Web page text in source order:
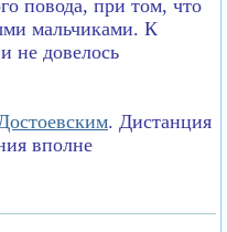
повода, при том, что
мальчиками. К
не довелось
. Дистанция
вполне